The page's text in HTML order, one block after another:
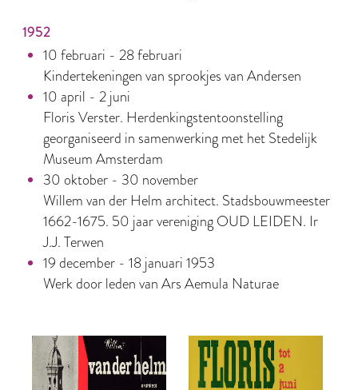
1952
10 februari - 28 februari
Kindertekeningen van sprookjes van Andersen
10 april - 2 juni
Floris Verster. Herdenkingstentoonstelling
georganiseerd in samenwerking met het Stedelijk
Museum Amsterdam
30 oktober - 30 november
Willem van der Helm architect. Stadsbouwmeester
1662-1675. 50 jaar vereniging OUD LEIDEN. Ir
J.J. Terwen
19 december - 18 januari 1953
Werk door leden van Ars Aemula Naturae